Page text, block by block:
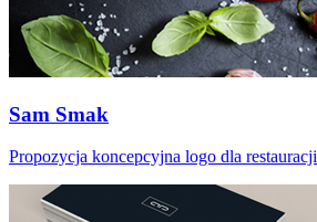
Sam Smak
Propozycja koncepcyjna logo dla restauracji